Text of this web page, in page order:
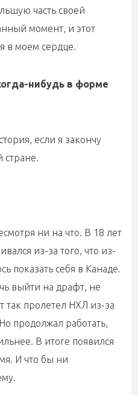
часть своей
момент, и этот
в моем сердце.
нибудь в форме
если я закончу
стране.
ни на что. В 18 лет
из-за того, что из-
показать себя в Канаде.
выйти на драфт, не
так пролетел НХЛ из-за
продолжал работать,
В итоге появился
И что бы ни